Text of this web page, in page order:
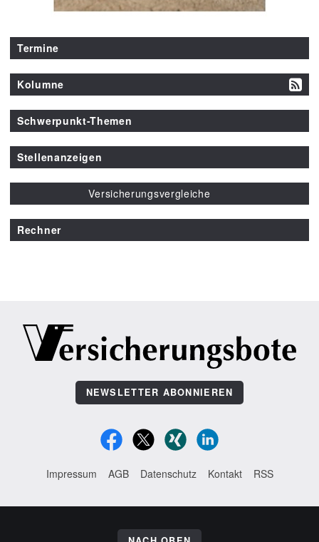
Termine
Kolumne
Schwerpunkt-Themen
Stellenanzeigen
Versicherungsvergleiche
Rechner
NEWSLETTER ABONNIEREN
Impressum AGB Datenschutz Kontakt RSS